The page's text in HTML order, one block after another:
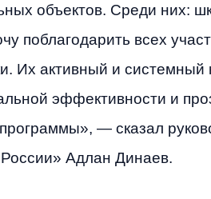
объектов. Среди них:
поблагодарить всех
Их активный и системный
эффективности и
— сказал
Адлан Динаев.